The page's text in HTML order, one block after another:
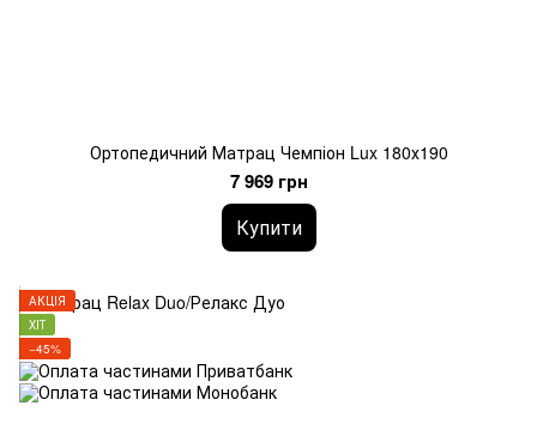
Ортопедичний Матрац Чемпіон Lux 180х190
7 969 грн
Купити
АКЦІЯ
ХІТ
−45%